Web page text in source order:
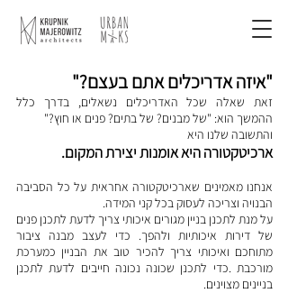
"איזה אדריכלים אתם בעצם?"
זאת שאלה שכל האדריכלים נשאלים, בדרך כלל
ההמשך הוא: "של מבנים? של בתים? פנים או חוץ?"
והתשובה שלנו היא
ארכיטקטורה היא אומנות יצירת המקום.
אנחנו מאמינים שארכיטקטורה אחראית על כל הסביבה
הבנויה וצריכה לעסוק בכל קני המידה.
על מנת לתכנן בניין מגורים איכותי צריך לדעת לתכנן פנים
של דירות איכותיות ולהפך. כדי לעצב מבנה ציבור
מתוחכם ואיכותי צריך להכיר טוב את הבניין כמערכת
מורכבת .כדי לתכנן שכונה נכונה חייבים לדעת לתכנן
בניינים מצוינים.